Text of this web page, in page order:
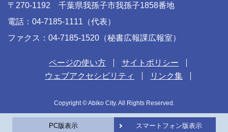
〒270-1192 千葉県我孫子市我孫子1858番地
電話：04-7185-1111（代表）
ファクス：04-7185-1520（秘書広報課広報室）
ページの使い方
サイトポリシー
ウェブアクセシビリティ
リンク集
Copyright © Abiko City. All Rights Reserved.
PC版表示 スマートフォン版表示